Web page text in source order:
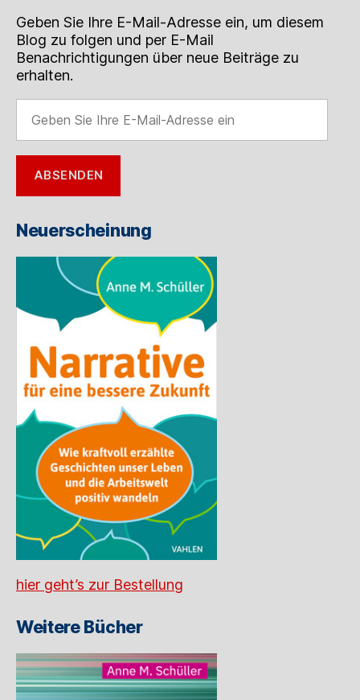
Geben Sie Ihre E-Mail-Adresse ein, um diesem
Blog zu folgen und per E-Mail
Benachrichtigungen über neue Beiträge zu
erhalten.
Sie
Ihre
E-
Mail-
Adresse
ABSENDEN
Neuerscheinung
hier geht’s zur Bestellung
Weitere Bücher